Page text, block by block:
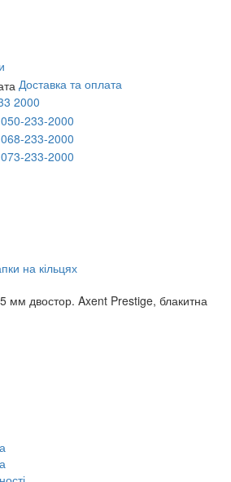
Доставка та оплата
2000
050-233-2000
068-233-2000
073-233-2000
на кільцях
мм двостор. Axent Prestige, блакитна